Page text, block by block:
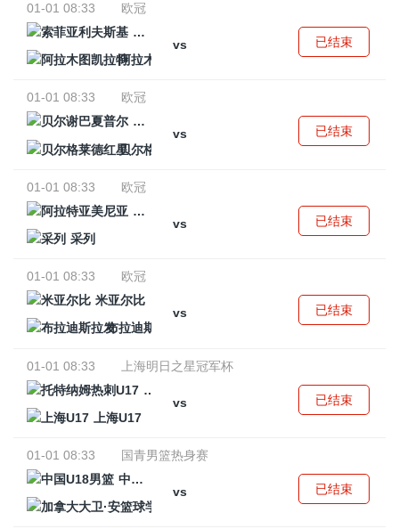
01-01 08:33
欧冠
索菲亚利夫斯基
vs
阿拉木图凯拉特
已结束
01-01 08:33
欧冠
贝尔谢巴夏普尔
vs
贝尔格莱德红星
已结束
01-01 08:33
欧冠
阿拉特亚美尼亚
vs
采列
已结束
01-01 08:33
欧冠
米亚尔比
vs
布拉迪斯拉发
已结束
01-01 08:33
上海明日之星冠军杯
托特纳姆热刺U17
vs
上海U17
已结束
01-01 08:33
国青男篮热身赛
中国U18男篮
vs
已结束